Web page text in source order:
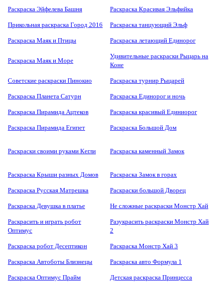
Раскраска Эйфелева Башня Раскраска Красивая Эльфийка
Прикольная раскраска Город 2016 Раскраска танцующий Эльф
Раскраска Маяк и Птицы Раскраска летающий Единорог
Раскраска Маяк и Море
Удивительные раскраски Рыцарь на
Коне
Советские раскраски Пинокио Раскраска турнир Рыцарей
Раскраска Планета Сатурн Раскраска Единорог и ночь
Раскраска Пирамида Ацтеков Раскраска красивый Единиорог
Раскраска Пирамида Египет Раскраска Большой Дом
Раскраски своими руками Кегли Раскраска каменный Замок
Раскраска Крыши разных Домов Раскраска Замок в горах
Раскраска Русская Матрешка Раскраски большой Дворец
Раскраска Девушка в платье Не сложные раскраски Монстр Хай
Раскрасить и играть робот
Оптимус
Разукрасить раскраски Монстр Хай
2
Раскраска робот Десептикон Раскраска Монстр Хай 3
Раскраска Автоботы Близнецы Раскраска авто Формула 1
Раскраска Оптимус Прайм Детская раскраска Принцесса